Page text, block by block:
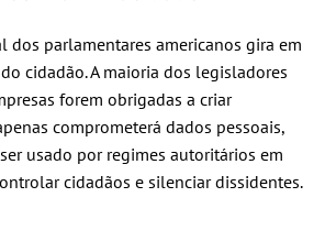
dos parlamentares americanos gira em
cidadão. A maioria dos legisladores
forem obrigadas a criar
comprometerá dados pessoais,
usado por regimes autoritários em
cidadãos e silenciar dissidentes.